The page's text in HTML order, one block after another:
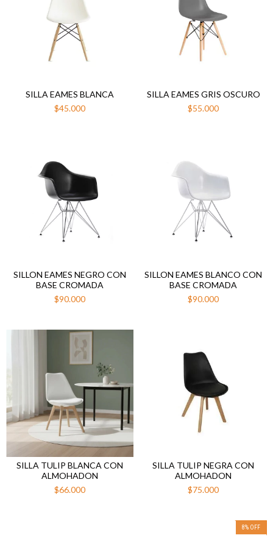
SILLA EAMES BLANCA
$45.000
SILLA EAMES GRIS OSCURO
$55.000
SILLON EAMES NEGRO CON
BASE CROMADA
$90.000
SILLON EAMES BLANCO CON
BASE CROMADA
$90.000
SILLA TULIP BLANCA CON
ALMOHADON
$66.000
SILLA TULIP NEGRA CON
ALMOHADON
$75.000
8% OFF